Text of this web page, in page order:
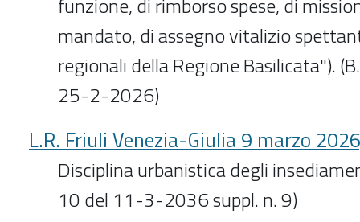
mandato, di assegno vitalizio
regionali della Regione Basilicata").
25-2-2026)
L.R. Friuli Venezia-Giulia 9 marzo
Disciplina urbanistica degli
10 del 11-3-2036 suppl. n. 9)